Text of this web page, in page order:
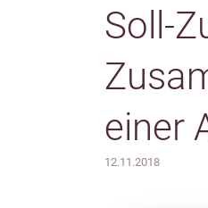
Soll-
einer
12.11.2018